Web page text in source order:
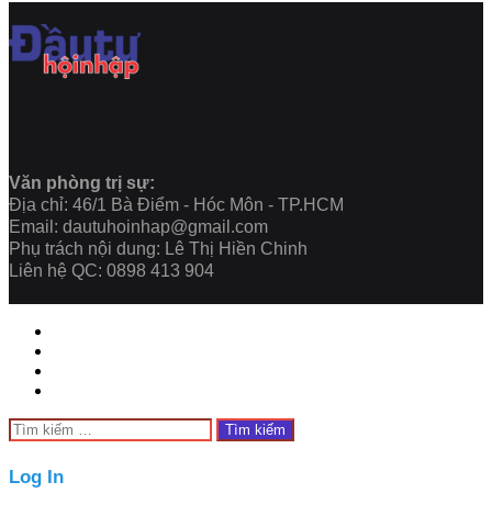
Văn phòng trị sự:
Địa chỉ: 46/1 Bà Điểm - Hóc Môn - TP.HCM
Email: dautuhoinhap@gmail.com
Phụ trách nội dung: Lê Thị Hiền Chinh
Liên hệ QC: 0898 413 904
Close
Tìm
kiếm
cho:
Close
Log In